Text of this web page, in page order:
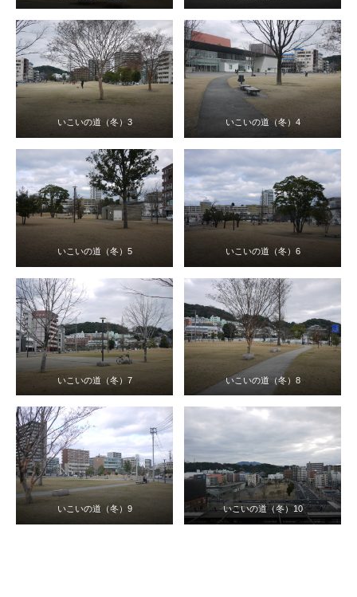
いこいの道（冬）3 いこいの道（冬）4
いこいの道（冬）5 いこいの道（冬）6
いこいの道（冬）7 いこいの道（冬）8
いこいの道（冬）9 いこいの道（冬）10